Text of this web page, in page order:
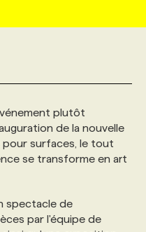
TÊTE
plutôt
de la nouvelle
pour surfaces, le tout
se transforme en art
spectacle de
par l'équipe de